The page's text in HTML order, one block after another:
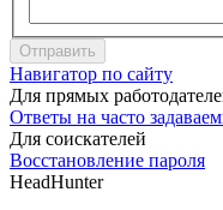
Отправить
Навигатор по сайту
Для прямых
Ответы на часто
Для соискателей
Восстановление пароля
HeadHunter